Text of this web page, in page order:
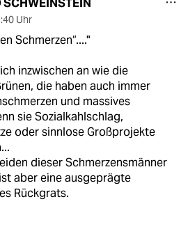
SCHWEINSTEIN
Uhr
Schmerzen“...."
inzwischen an wie die
die haben auch immer
und massives
sie Sozialkahlschlag,
oder sinnlose Großprojekte
dieser Schmerzensmänner
aber eine ausgeprägte
Rückgrats.